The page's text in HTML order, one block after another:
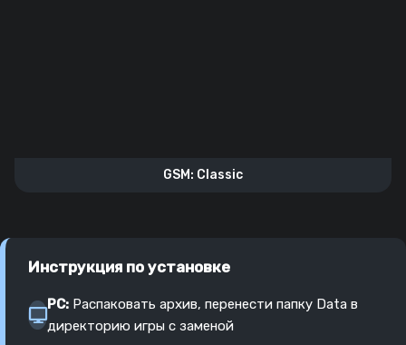
GSM: Classic
Инструкция по установке
PC: Распаковать архив, перенести папку Data в
директорию игры с заменой